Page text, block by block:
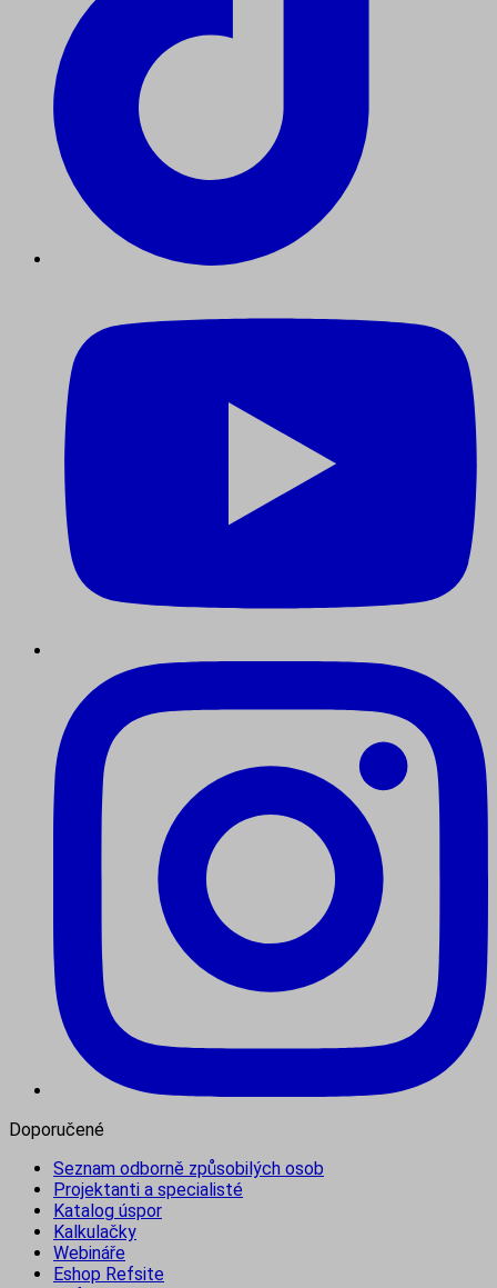
Doporučené
Seznam odborně způsobilých osob
Projektanti a specialisté
Katalog úspor
Kalkulačky
Webináře
Eshop Refsite